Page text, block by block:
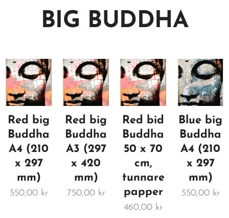
BIG BUDDHA
Red big
Buddha
A4 (210
x 297
mm)
550,00kr
Red big
Buddha
A3 (297
x 420
mm)
750,00kr
Red bid
Buddha
50 x 70
cm,
tunnare
papper
460,00 kr
Blue big
Buddha
A4 (210
x 297
mm)
550,00kr